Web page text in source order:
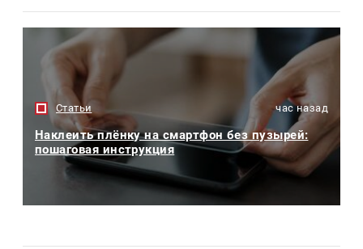
Статьи час назад
Наклеить плёнку на смартфон без пузырей:
пошаговая инструкция